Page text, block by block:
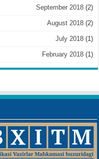
September 2018(2)
August 2018(2)
July 2018(1)
February 2018(1)